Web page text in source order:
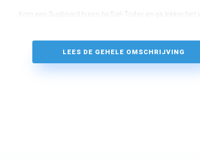
Kom een Supboard huren bij Sail-Today en ga lekker het
LEES DE GEHELE OMSCHRIJVING